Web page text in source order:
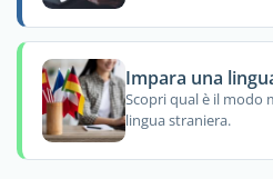
Impara una
Scopri qual è il modo
lingua straniera.